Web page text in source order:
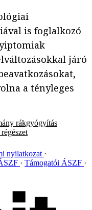
is foglalkozó
járó
a tényleges
rákgyógyítás
régészet
nyilatkozat
Támogatói ÁSZF